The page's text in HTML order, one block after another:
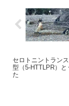
セロトニントラン
型（5-HTTLPR）
た